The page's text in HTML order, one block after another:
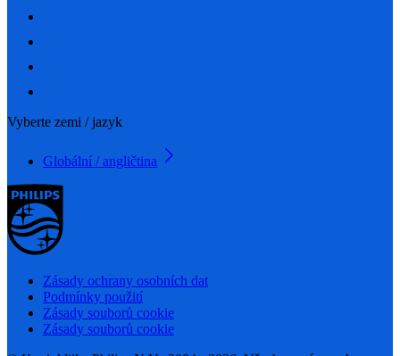
Vyberte zemi / jazyk
Globální / angličtina
Zásady ochrany osobních dat
Podmínky použití
Zásady souborů cookie
Zásady souborů cookie